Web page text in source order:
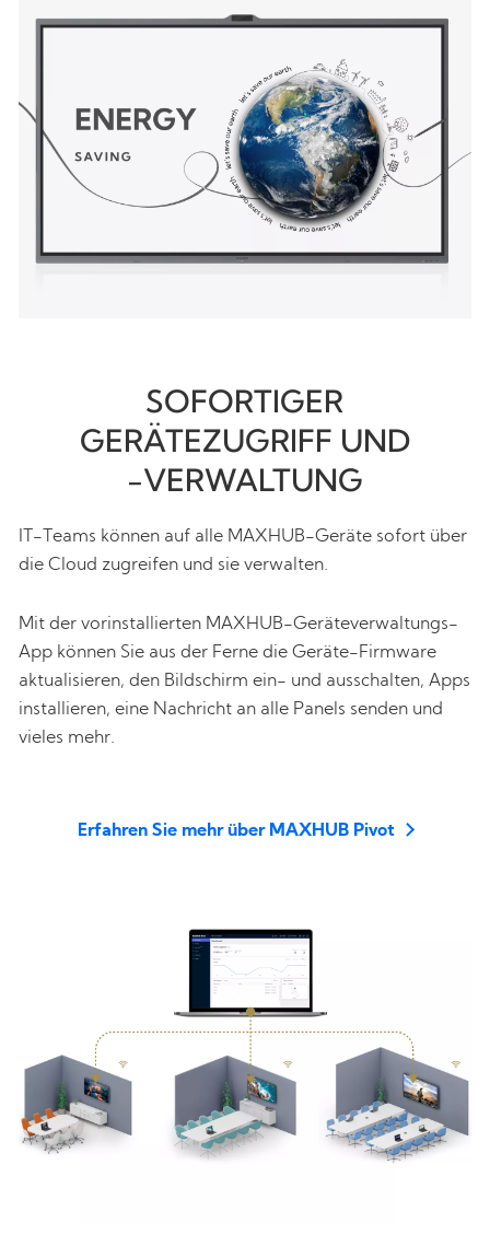
SOFORTIGER
GERÄTEZUGRIFF UND
-VERWALTUNG
IT-Teams können auf alle MAXHUB-Geräte sofort über
die Cloud zugreifen und sie verwalten.
Mit der vorinstallierten MAXHUB-Geräteverwaltungs-
App können Sie aus der Ferne die Geräte-Firmware
aktualisieren, den Bildschirm ein- und ausschalten, Apps
installieren, eine Nachricht an alle Panels senden und
vieles mehr.
Erfahren Sie mehr über MAXHUB Pivot